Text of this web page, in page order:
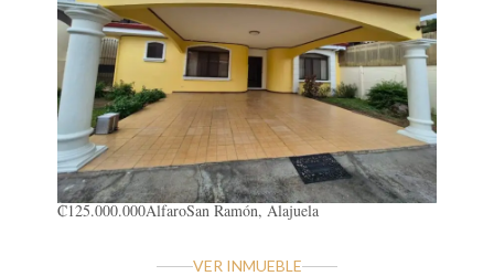
₡125.000.000AlfaroSan Ramón, Alajuela
VER INMUEBLE